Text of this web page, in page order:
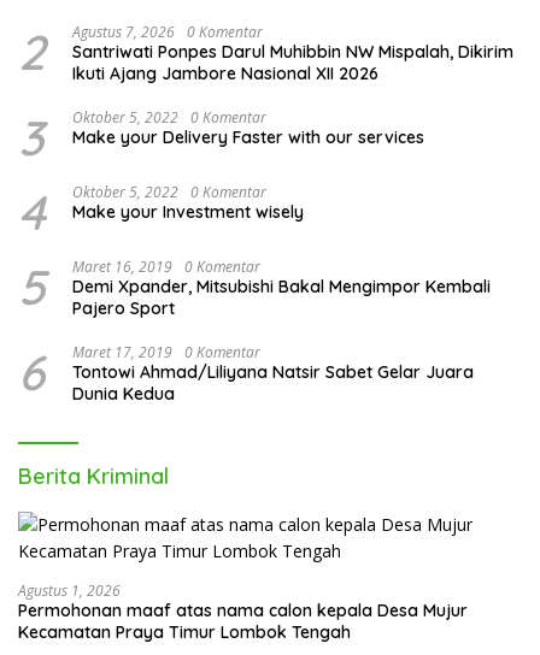
2 Agustus 7, 2026 0 Komentar
Santriwati Ponpes Darul Muhibbin NW Mispalah, Dikirim
Ikuti Ajang Jambore Nasional XII 2026
3 Oktober 5, 2022 0 Komentar
Make your Delivery Faster with our services
4 Oktober 5, 2022 0 Komentar
Make your Investment wisely
5 Maret 16, 2019 0 Komentar
Demi Xpander, Mitsubishi Bakal Mengimpor Kembali
Pajero Sport
6 Maret 17, 2019 0 Komentar
Tontowi Ahmad/Liliyana Natsir Sabet Gelar Juara
Dunia Kedua
Berita Kriminal
Agustus 1, 2026
Permohonan maaf atas nama calon kepala Desa Mujur
Kecamatan Praya Timur Lombok Tengah